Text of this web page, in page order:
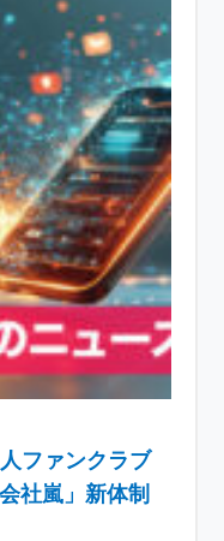
ファンクラブ
社嵐」新体制